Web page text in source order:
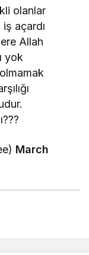
olanlar
açardı
Allah
yok
March